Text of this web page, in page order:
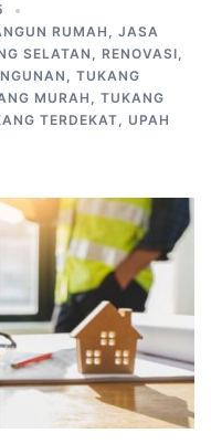
RUMAH , JASA
SELATAN , RENOVASI,
, TUKANG
MURAH , TUKANG
TERDEKAT, UPAH